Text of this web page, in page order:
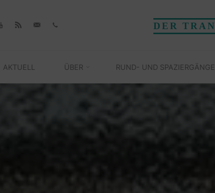
DER
AKTUELL ÜBER RUND- UND SPAZIERGÄNGE